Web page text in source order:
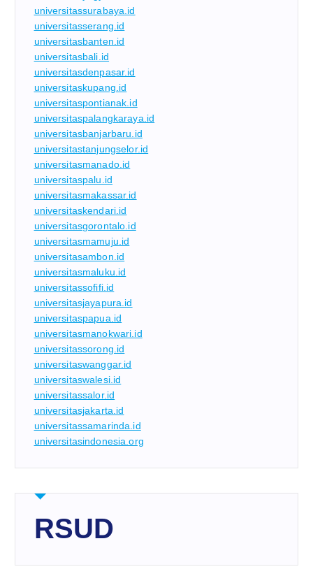
universitassurabaya.id
universitasserang.id
universitasbanten.id
universitasbali.id
universitasdenpasar.id
universitaskupang.id
universitaspontianak.id
universitaspalangkaraya.id
universitasbanjarbaru.id
universitastanjungselor.id
universitasmanado.id
universitaspalu.id
universitasmakassar.id
universitaskendari.id
universitasgorontalo.id
universitasmamuju.id
universitasambon.id
universitasmaluku.id
universitassofifi.id
universitasjayapura.id
universitaspapua.id
universitasmanokwari.id
universitassorong.id
universitaswanggar.id
universitaswalesi.id
universitassalor.id
universitasjakarta.id
universitassamarinda.id
universitasindonesia.org
RSUD